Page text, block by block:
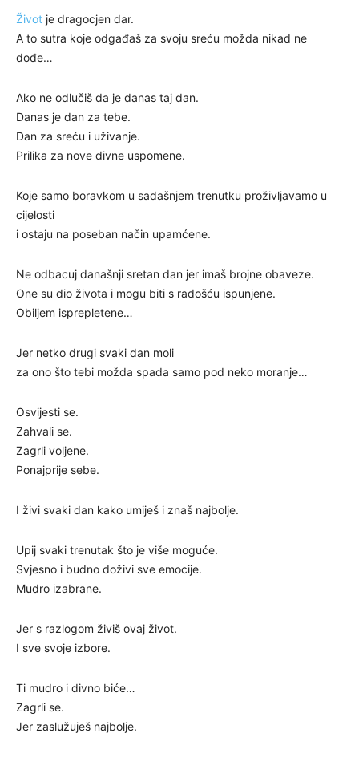
Život je dragocjen dar.
A to sutra koje odgađaš za svoju sreću možda nikad ne
dođe…
Ako ne odlučiš da je danas taj dan.
Danas je dan za tebe.
Dan za sreću i uživanje.
Prilika za nove divne uspomene.
Koje samo boravkom u sadašnjem trenutku proživljavamo u
cijelosti
i ostaju na poseban način upamćene.
Ne odbacuj današnji sretan dan jer imaš brojne obaveze.
One su dio života i mogu biti s radošću ispunjene.
Obiljem isprepletene…
Jer netko drugi svaki dan moli
za ono što tebi možda spada samo pod neko moranje…
Osvijesti se.
Zahvali se.
Zagrli voljene.
Ponajprije sebe.
I živi svaki dan kako umiješ i znaš najbolje.
Upij svaki trenutak što je više moguće.
Svjesno i budno doživi sve emocije.
Mudro izabrane.
Jer s razlogom živiš ovaj život.
I sve svoje izbore.
Ti mudro i divno biće…
Zagrli se.
Jer zaslužuješ najbolje.